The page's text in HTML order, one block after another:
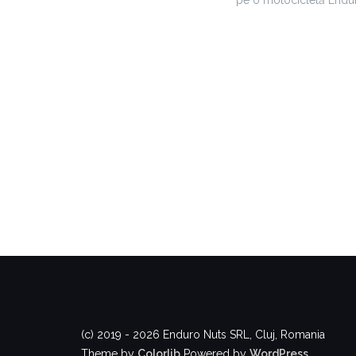
(c) 2019 - 2026 Enduro Nuts SRL, Cluj, Romania
Theme by Colorlib Powered by WordPress